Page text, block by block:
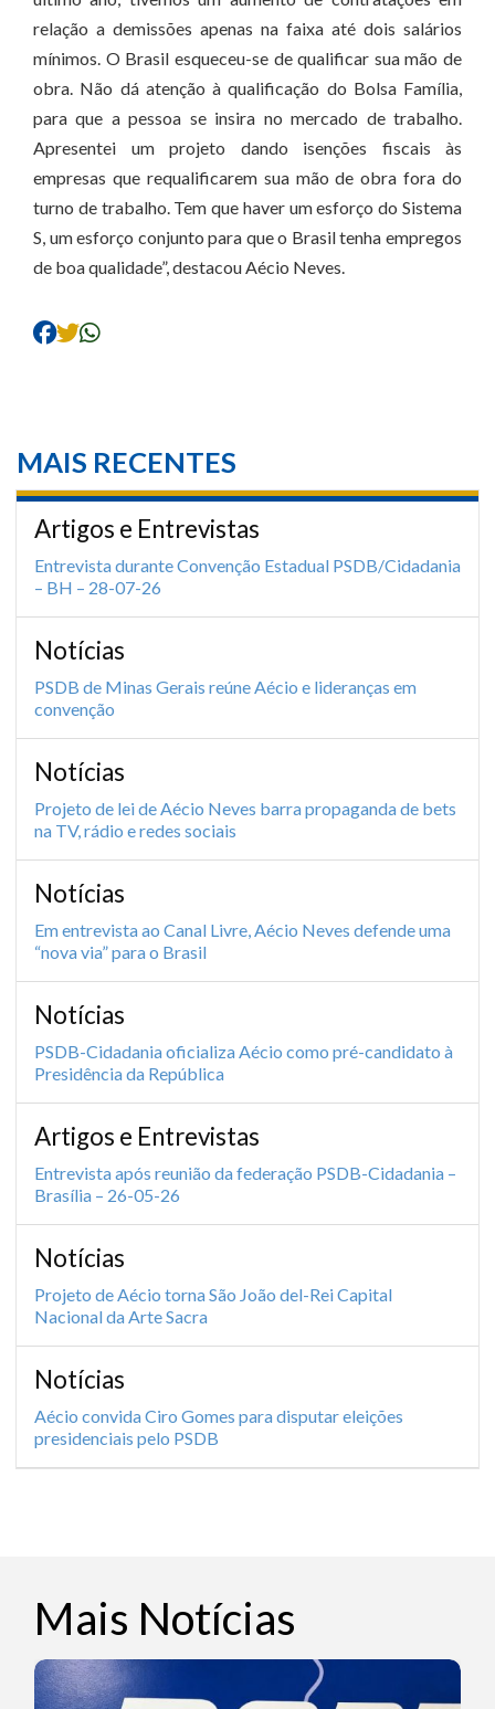
relação a demissões apenas na faixa até dois salários
mínimos. O Brasil esqueceu-se de qualificar sua mão de
obra. Não dá atenção à qualificação do Bolsa Família,
para que a pessoa se insira no mercado de trabalho.
Apresentei um projeto dando isenções fiscais às
empresas que requalificarem sua mão de obra fora do
turno de trabalho. Tem que haver um esforço do Sistema
S, um esforço conjunto para que o Brasil tenha empregos
de boa qualidade”, destacou Aécio Neves.
MAIS RECENTES
Artigos e Entrevistas
Entrevista durante Convenção Estadual PSDB/Cidadania
– BH – 28-07-26
Notícias
PSDB de Minas Gerais reúne Aécio e lideranças em
convenção
Notícias
Projeto de lei de Aécio Neves barra propaganda de bets
na TV, rádio e redes sociais
Notícias
Em entrevista ao Canal Livre, Aécio Neves defende uma
“nova via” para o Brasil
Notícias
PSDB-Cidadania oficializa Aécio como pré-candidato à
Presidência da República
Artigos e Entrevistas
Entrevista após reunião da federação PSDB-Cidadania –
Brasília – 26-05-26
Notícias
Projeto de Aécio torna São João del-Rei Capital
Nacional da Arte Sacra
Notícias
Aécio convida Ciro Gomes para disputar eleições
presidenciais pelo PSDB
Mais Notícias